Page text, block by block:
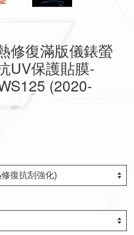
修復滿版儀錶螢
UV保護貼膜-
(2020-